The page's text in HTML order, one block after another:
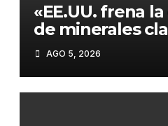
«EE.UU. frena
de minerales
proteger su
AGO 5, 2026